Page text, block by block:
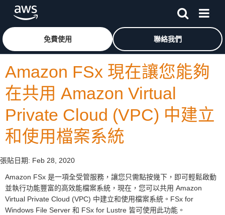
跳至主要內容按一下這裡可返回 Amazon Web Services 首頁
免費使用 聯絡我們
Amazon FSx 現在讓您能夠
在共用 Amazon Virtual
Private Cloud (VPC) 中建立
和使用檔案系統
張貼日期: Feb 28, 2020
Amazon FSx 是一項全受管服務，讓您只需點按幾下，即可輕鬆啟動
並執行功能豐富的高效能檔案系統，現在，您可以共用 Amazon
Virtual Private Cloud (VPC) 中建立和使用檔案系統。FSx for
Windows File Server 和 FSx for Lustre 皆可使用此功能。